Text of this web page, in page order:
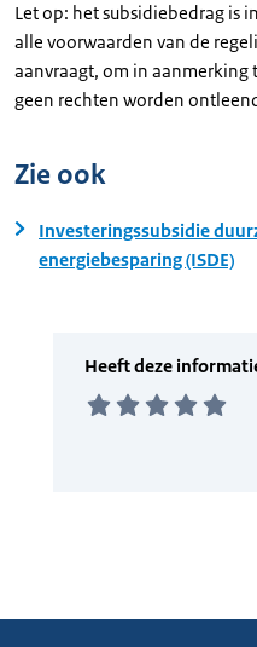
Let op: het subsidiebedrag is
alle voorwaarden van de
aanvraagt, om in aanmerking
geen rechten worden
Zie ook
Investeringssubsidie
energiebesparing (ISDE)